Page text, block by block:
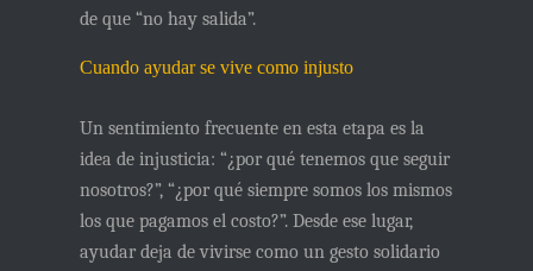
de que “no hay salida”.
Cuando ayudar se vive como injusto
Un sentimiento frecuente en esta etapa es la
idea de injusticia: “¿por qué tenemos que seguir
nosotros?”, “¿por qué siempre somos los mismos
los que pagamos el costo?”. Desde ese lugar,
ayudar deja de vivirse como un gesto solidario